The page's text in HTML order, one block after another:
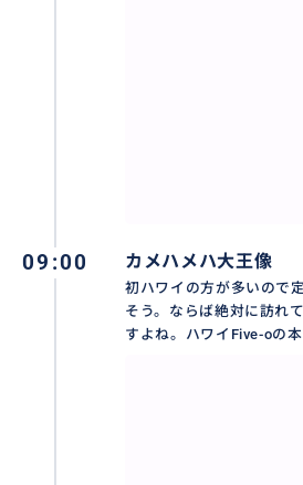
まプランをお楽しみください！
09:00 カメハメハ大王像
初ハワイの方が多いので
そう。ならば絶対に訪れ
すよね。ハワイFive-oの